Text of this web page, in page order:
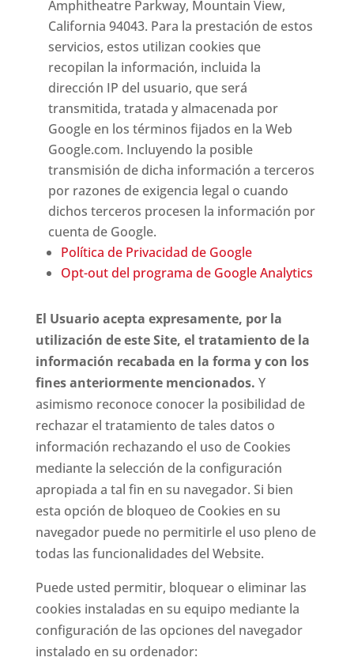
Amphitheatre Parkway, Mountain View,
California 94043. Para la prestación de estos
servicios, estos utilizan cookies que
recopilan la información, incluida la
dirección IP del usuario, que será
transmitida, tratada y almacenada por
Google en los términos fijados en la Web
Google.com. Incluyendo la posible
transmisión de dicha información a terceros
por razones de exigencia legal o cuando
dichos terceros procesen la información por
cuenta de Google.
Política de Privacidad de Google
Opt-out del programa de Google Analytics
El Usuario acepta expresamente, por la
utilización de este Site, el tratamiento de la
información recabada en la forma y con los
fines anteriormente mencionados. Y
asimismo reconoce conocer la posibilidad de
rechazar el tratamiento de tales datos o
información rechazando el uso de Cookies
mediante la selección de la configuración
apropiada a tal fin en su navegador. Si bien
esta opción de bloqueo de Cookies en su
navegador puede no permitirle el uso pleno de
todas las funcionalidades del Website.
Puede usted permitir, bloquear o eliminar las
cookies instaladas en su equipo mediante la
configuración de las opciones del navegador
instalado en su ordenador: